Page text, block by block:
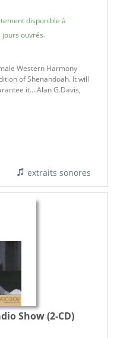
disponible à
ouvrés.
Western Harmony
of Shenandoah. It will
it....Alan G.Davis,
extraits sonores
Show (2-CD)